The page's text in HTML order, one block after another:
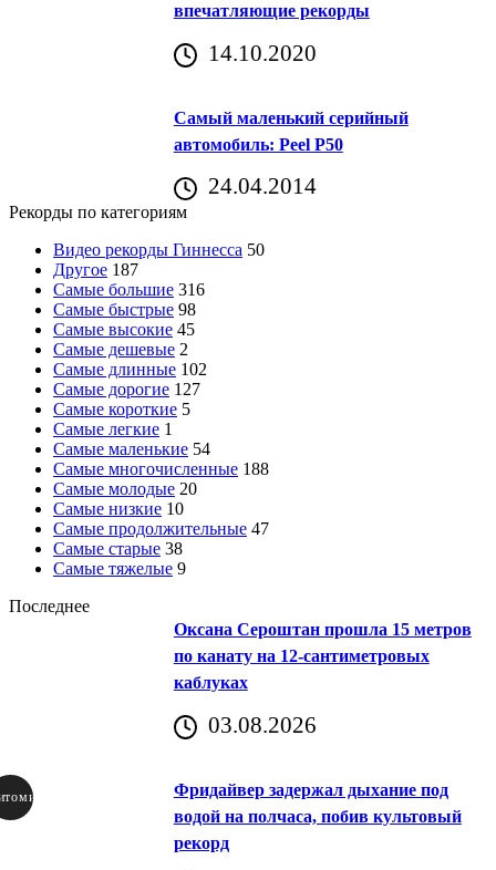
впечатляющие рекорды
14.10.2020
Самый маленький серийный
автомобиль: Peel P50
24.04.2014
Рекорды по категориям
Видео рекорды Гиннесса 50
Другое 187
Самые большие 316
Самые быстрые 98
Самые высокие 45
Самые дешевые 2
Самые длинные 102
Самые дорогие 127
Самые короткие 5
Самые легкие 1
Самые маленькие 54
Самые многочисленные 188
Самые молодые 20
Самые низкие 10
Самые продолжительные 47
Самые старые 38
Самые тяжелые 9
Последнее
Оксана Сероштан прошла 15 метров
по канату на 12-сантиметровых
каблуках
03.08.2026
Фридайвер задержал дыхание под
водой на полчаса, побив культовый
рекорд